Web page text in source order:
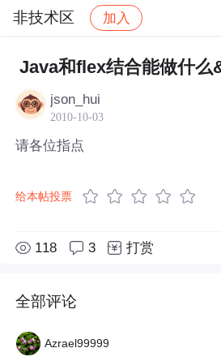
非技术区 加入
社区 非技术区 帖子详情
Java和flex结合能做什么
json_hui
2010-10-03
请各位指点
给本帖投票
118 3 打赏
全部评论
Azrael99999